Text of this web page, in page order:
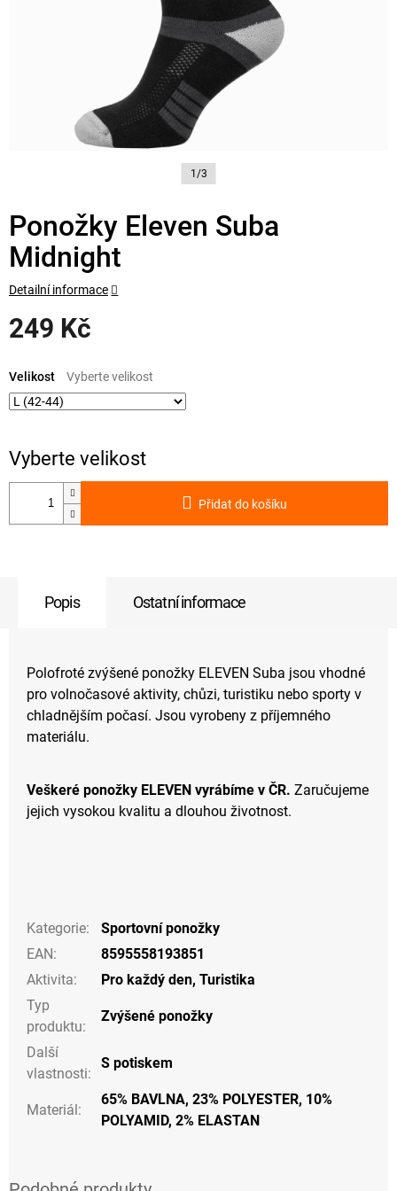
1/3
Ponožky Eleven Suba
Midnight
249 Kč
cena:
Velikost
Přidat do košíku
Detailní informace
Popis Ostatní informace
Polofroté zvýšené ponožky ELEVEN Suba jsou vhodné
pro volnočasové aktivity, chůzi, turistiku nebo sporty v
chladnějším počasí. Jsou vyrobeny z příjemného
materiálu.
Veškeré ponožky ELEVEN vyrábíme v ČR. Zaručujeme
jejich vysokou kvalitu a dlouhou životnost.
Kategorie:
Sportovní ponožky
EAN:
8595558193851
Aktivita: Pro každý den, Turistika
Typ
produktu:
Zvýšené ponožky
Další
vlastnosti:
S potiskem
Materiál:
65% BAVLNA, 23% POLYESTER, 10%
POLYAMID, 2% ELASTAN